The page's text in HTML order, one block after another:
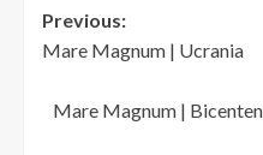
Post
navigation
Previous:
Mare Magnum | Ucrania
Mare Magnum |